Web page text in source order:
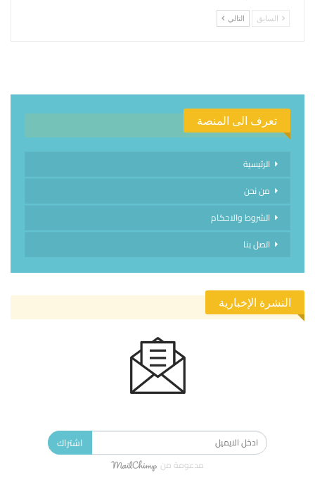
السابق التالي
تعرف الى المنصة
الرئيسية
من نحن
الشروط والاحكام
اتصل بنا
النشرة الإخبارية
اشتراك
مدعومة من